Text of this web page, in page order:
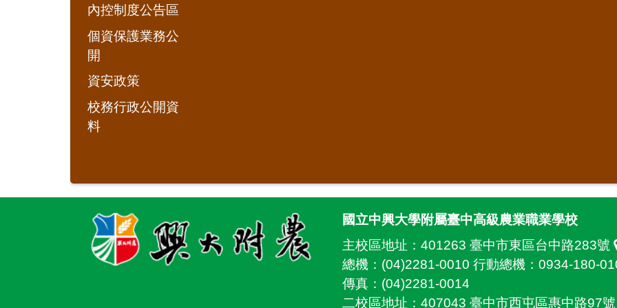
內控制度公告區
個資保護業務公
開
資安政策
校務行政公開資
料
國立中興大學附屬臺中高級農業職業學校
主校區地址： 401263 臺中市東區台中路283號
總機：(04)2281-0010 行動總機：0934-180-
傳真：(04)2281-0014
二校區地址： 407043 臺中市西屯區惠中路97